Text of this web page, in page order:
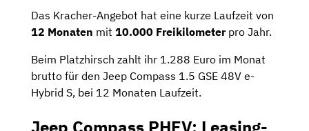
Das Kracher-Angebot hat eine kurze Laufzeit von
12 Monaten mit 10.000 Freikilometerpro Jahr.
Beim Platzhirsch zahlt ihr 1.288 Euro im Monat
brutto für den Jeep Compass 1.5 GSE 48V e-
Hybrid S, bei 12 Monaten Laufzeit.